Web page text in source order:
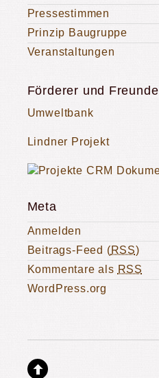
Pressestimmen
Prinzip Baugruppe
Veranstaltungen
Förderer und Freunde
Umweltbank
Lindner Projekt
Meta
Anmelden
Beitrags-Feed (RSS)
Kommentare als RSS
WordPress.org